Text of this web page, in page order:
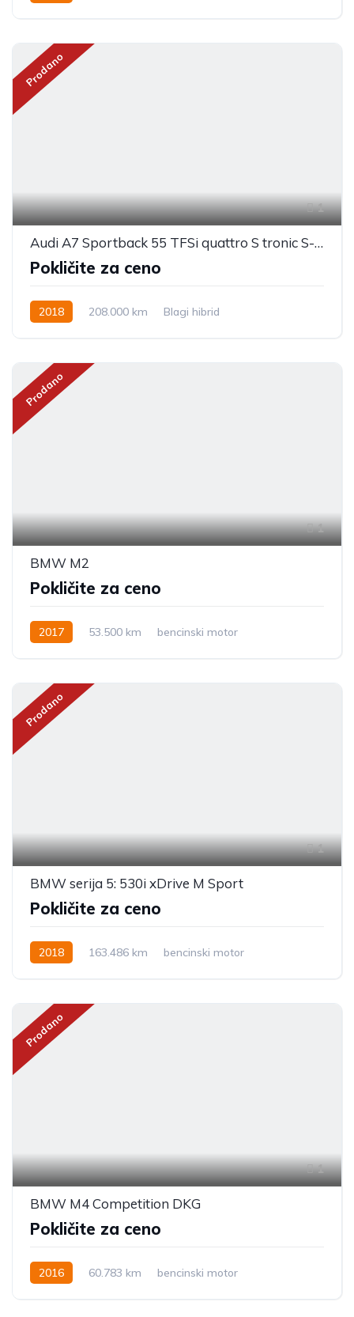
Prodano
1
Audi A7 Sportback 55 TFSi quattro S tronic S-Line
Pokličite za ceno
2018 208.000 km Blagi hibrid
Prodano
1
BMW M2
Pokličite za ceno
2017 53.500 km bencinski motor
Prodano
1
BMW serija 5: 530i xDrive M Sport
Pokličite za ceno
2018 163.486 km bencinski motor
Prodano
1
BMW M4 Competition DKG
Pokličite za ceno
2016 60.783 km bencinski motor